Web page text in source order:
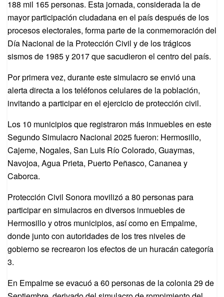
188 mil 165 personas. Esta jornada, considerada la de
mayor participación ciudadana en el país después de los
procesos electorales, forma parte de la conmemoración del
Día Nacional de la Protección Civil y de los trágicos
sismos de 1985 y 2017 que sacudieron el centro del país.
Por primera vez, durante este simulacro se envió una
alerta directa a los teléfonos celulares de la población,
invitando a participar en el ejercicio de protección civil.
Los 10 municipios que registraron más inmuebles en este
Segundo Simulacro Nacional 2025 fueron: Hermosillo,
Cajeme, Nogales, San Luis Río Colorado, Guaymas,
Navojoa, Agua Prieta, Puerto Peñasco, Cananea y
Caborca.
Protección Civil Sonora movilizó a 80 personas para
participar en simulacros en diversos inmuebles de
Hermosillo y otros municipios, así como en Empalme,
donde junto con autoridades de los tres niveles de
gobierno se recrearon los efectos de un huracán categoría
3.
En Empalme se evacuó a 60 personas de la colonia 29 de